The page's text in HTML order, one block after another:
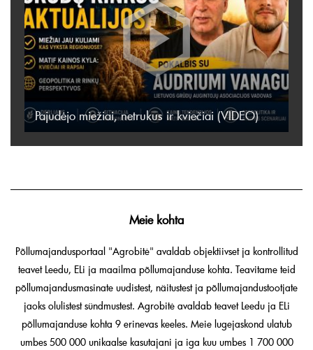
Pajudėjo miežiai, netrukus ir kviečiai (VIDEO)
Meie kohta
Põllumajandusportaal "Agrobitė" avaldab objektiivset ja kontrollitud
teavet Leedu, ELi ja maailma põllumajanduse kohta. Teavitame teid
põllumajandusmasinate uudistest, näitustest ja põllumajandustootjate
jaoks olulistest sündmustest. Agrobitė avaldab teavet Leedu ja ELi
põllumajanduse kohta 9 erinevas keeles. Meie lugejaskond ulatub
umbes 500 000 unikaalse kasutajani ja iga kuu umbes 1 700 000